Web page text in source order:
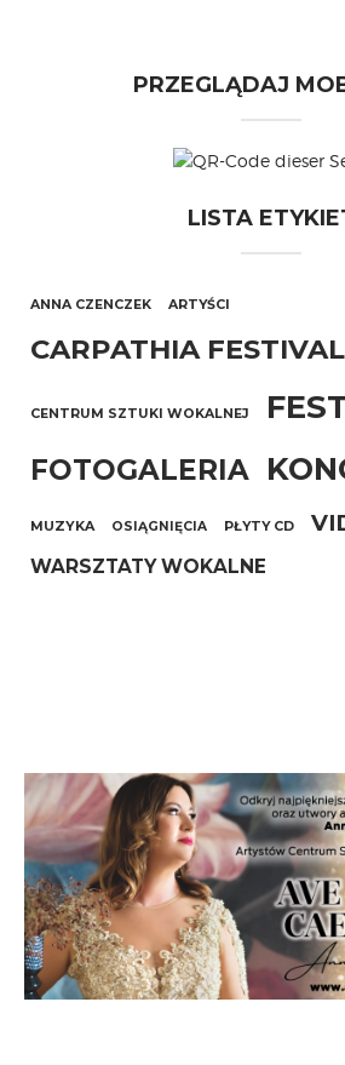
PRZEGLĄDAJ
LISTA
ANNA CZENCZEK ARTYŚCI
CARPATHIA FESTIVAL
CENTRUM SZTUKI WOKALNEJ
FOTOGALERIA
MUZYKA OSIĄGNIĘCIA PŁYTY CD
WARSZTATY WOKALNE